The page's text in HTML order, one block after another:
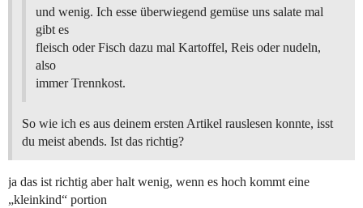
und wenig. Ich esse überwiegend gemüse uns salate mal
gibt es
fleisch oder Fisch dazu mal Kartoffel, Reis oder nudeln,
also
immer Trennkost.
So wie ich es aus deinem ersten Artikel rauslesen konnte, isst
du meist abends. Ist das richtig?
ja das ist richtig aber halt wenig, wenn es hoch kommt eine
„kleinkind“ portion